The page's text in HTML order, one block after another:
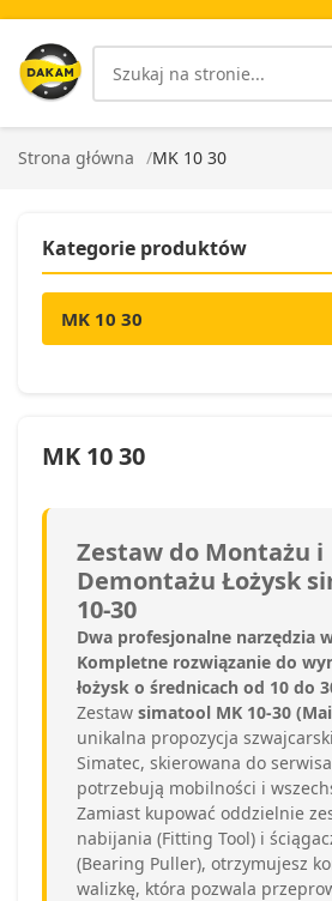
Strona główna MK 10 30
Kategorie produktów
MK 10 30
MK 10 30
Zestaw do Montażu i
Demontażu Łożysk
10-30
Dwa profesjonalne narzędzia
Kompletne rozwiązanie do
łożysk o średnicach od 10 do
Zestaw simatool MK 10-30
unikalna propozycja
Simatec, skierowana do
potrzebują mobilności i
Zamiast kupować oddzielnie
nabijania (Fitting Tool) i
(Bearing Puller), otrzymujesz
walizkę, która pozwala